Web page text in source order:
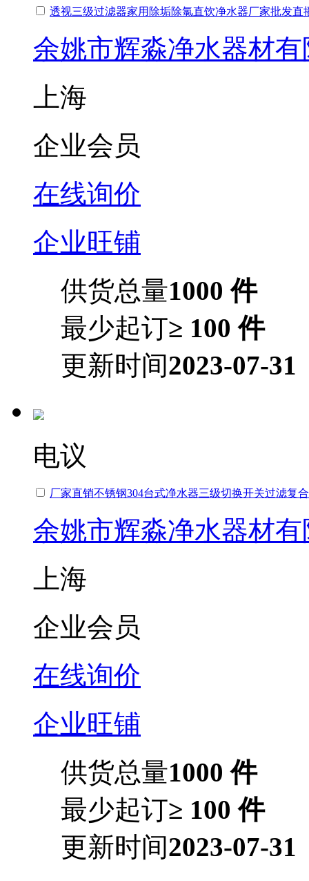
透视三级过滤器家用除垢除氯直饮净水器厂家批发直
余姚市辉淼净水器材
上海
企业会员
在线询价
企业旺铺
供货总量1000 件
最少起订≥ 100 件
更新时间2023-07-31
电议
厂家直销不锈钢304台式净水器三级切换开关过滤复
余姚市辉淼净水器材
上海
企业会员
在线询价
企业旺铺
供货总量1000 件
最少起订≥ 100 件
更新时间2023-07-31